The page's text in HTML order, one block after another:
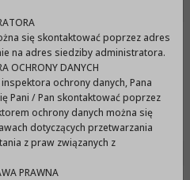
w Prudniku
Menu
się skontaktować poprzez adres
na adres siedziby administratora.
OCHRONY DANYCH
ochrony danych, Pana
Pani / Pan skontaktować poprzez
ochrony danych można się
dotyczących przetwarzania
z praw związanych z
PRAWNA